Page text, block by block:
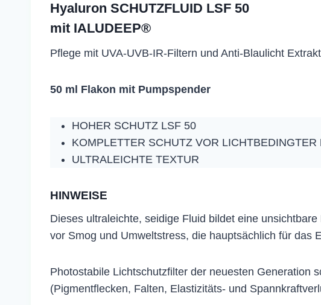
Hyaluron SCHUTZFLUID LSF 50
mit IALUDEEP®
Pflege mit UVA-UVB-IR-Filtern und Anti-Blaulicht
50 ml Flakon mit Pumpspender
HOHER SCHUTZ LSF 50
KOMPLETTER SCHUTZ VOR
ULTRALEICHTE TEXTUR
HINWEISE
Dieses ultraleichte, seidige Fluid bildet eine
vor Smog und Umweltstress, die hauptsächlich für das
Photostabile Lichtschutzfilter der neuesten Generation
(Pigmentflecken, Falten, Elastizitäts- und